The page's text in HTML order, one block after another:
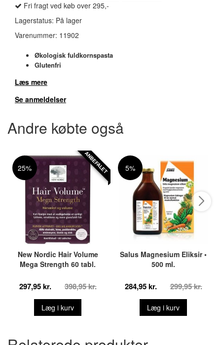
Fri fragt ved køb over 295,-
Lagerstatus: På lager
Varenummer: 11902
Økologisk fuldkornspasta
Glutenfri
Læs mere
Se anmeldelser
Andre købte også
25%
New Nordic Hair Volume
Mega Strength 60 tabl.
297,95 kr. 398,95 kr.
Læg i kurv
ANBEFALET 5%
Salus Magnesium Eliksir •
500 ml.
284,95 kr. 299,95 kr.
Læg i kurv